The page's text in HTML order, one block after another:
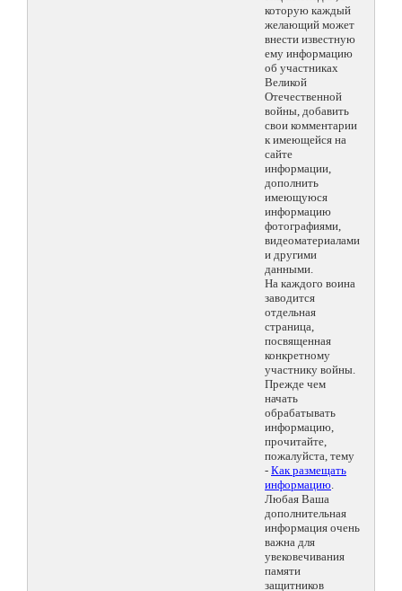
которую каждый
желающий может
внести известную
ему информацию
об участниках
Великой
Отечественной
войны, добавить
свои комментарии
к имеющейся на
сайте
информации,
дополнить
имеющуюся
информацию
фотографиями,
видеоматериалами
и другими
данными.
На каждого воина
заводится
отдельная
страница,
посвященная
конкретному
участнику войны.
Прежде чем
начать
обрабатывать
информацию,
прочитайте,
пожалуйста, тему
- Как размещать
информацию.
Любая Ваша
дополнительная
информация очень
важна для
увековечивания
памяти
защитников